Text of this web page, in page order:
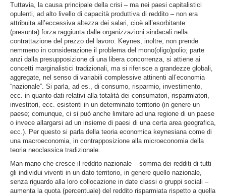
Tuttavia, la causa principale della crisi – ma nei paesi capitalistici
opulenti, ad alto livello di capacità produttiva di reddito – non era
attribuita all’eccessiva altezza dei salari, cioè all’esorbitante
(presunta) forza raggiunta dalle organizzazioni sindacali nella
contrattazione del prezzo del lavoro. Keynes, inoltre, non prende
nemmeno in considerazione il problema del mono(oligo)polio; parte
anzi dalla presupposizione di una libera concorrenza, si attiene ai
concetti marginalistici tradizionali, ma si riferisce a grandezze globali,
aggregate, nel senso di variabili complessive attinenti all’economia
“nazionale”. Si parla, ad es., di consumo, risparmio, investimento,
ecc. in quanto dati relativi alla totalità dei consumatori, risparmiatori,
investitori, ecc. esistenti in un determinato territorio (in genere un
paese; comunque, ci si può anche limitare ad una regione di un paese
o invece allargarsi ad un insieme di paesi di una certa area geografica,
ecc.). Per questo si parla della teoria economica keynesiana come di
una macroeconomia, in contrapposizione alla microeconomia della
teoria neoclassica tradizionale.
Man mano che cresce il reddito nazionale – somma dei redditi di tutti
gli individui viventi in un dato territorio, in genere quello nazionale,
senza riguardo alla loro collocazione in date classi o gruppi sociali –
aumenta la quota (percentuale) del reddito risparmiata rispetto a quella